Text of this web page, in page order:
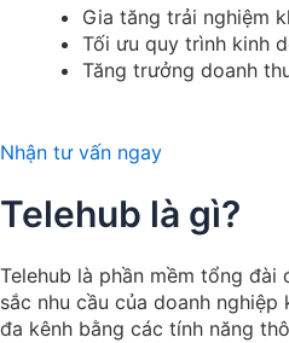
Gia tăng trải nghiệm
Tối ưu quy trình kinh
Tăng trưởng doanh
Nhận tư vấn ngay
Telehub là gì?
Telehub là phần mềm tổng
sắc nhu cầu của doanh
đa kênh bằng các tính năng